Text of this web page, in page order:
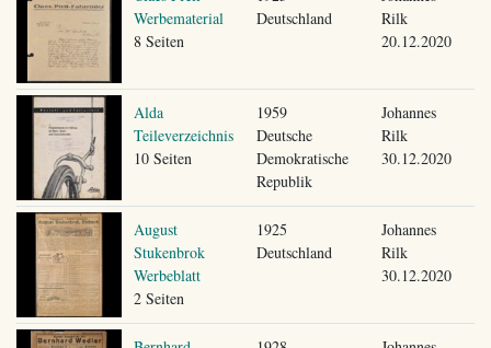
Werbematerial
8 Seiten
Deutschland
Rilk
20.12.2020
Alda
Teileverzeichnis
10 Seiten
1959
Deutsche
Demokratische
Republik
Johannes
Rilk
30.12.2020
August
Stukenbrok
Werbeblatt
2 Seiten
1925
Deutschland
Johannes
Rilk
30.12.2020